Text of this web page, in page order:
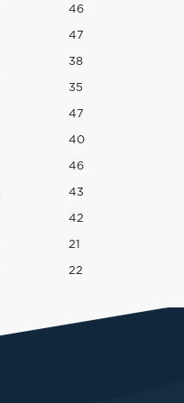
46
47
38
35
47
40
46
43
42
21
22